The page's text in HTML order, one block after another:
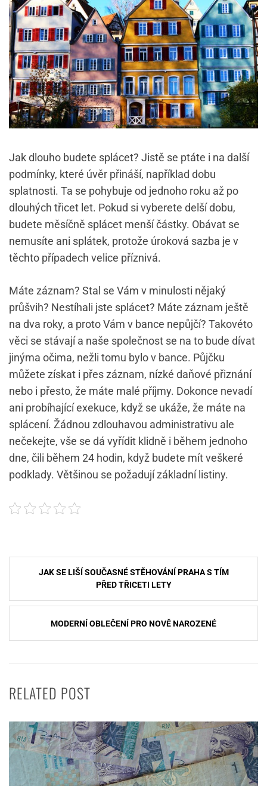
Jak dlouho budete splácet? Jistě se ptáte i na další
podmínky, které úvěr přináší, například dobu
splatnosti. Ta se pohybuje od jednoho roku až po
dlouhých třicet let. Pokud si vyberete delší dobu,
budete měsíčně splácet menší částky. Obávat se
nemusíte ani splátek, protože úroková sazba je v
těchto případech velice příznivá.
Máte záznam? Stal se Vám v minulosti nějaký
průšvih? Nestíhali jste splácet? Máte záznam ještě
na dva roky, a proto Vám v bance nepůjčí? Takovéto
věci se stávají a naše společnost se na to bude dívat
jinýma očima, nežli tomu bylo v bance. Půjčku
můžete získat i přes záznam, nízké daňové přiznání
nebo i přesto, že máte malé příjmy. Dokonce nevadí
ani probíhající exekuce, když se ukáže, že máte na
splácení. Žádnou zdlouhavou administrativu ale
nečekejte, vše se dá vyřídit klidně i během jednoho
dne, čili během 24 hodin, když budete mít veškeré
podklady. Většinou se požadují základní listiny.
Navigace
příspěvek
JAK SE LIŠÍ SOUČASNÉ STĚHOVÁNÍ PRAHA S TÍM
PŘED TŘICETI LETY
MODERNÍ OBLEČENÍ PRO NOVĚ NAROZENÉ
RELATED POST